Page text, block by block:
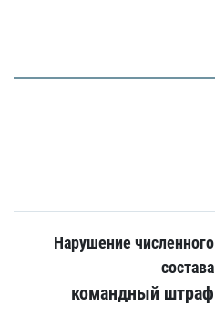
Нарушение численного
состава
командный штраф